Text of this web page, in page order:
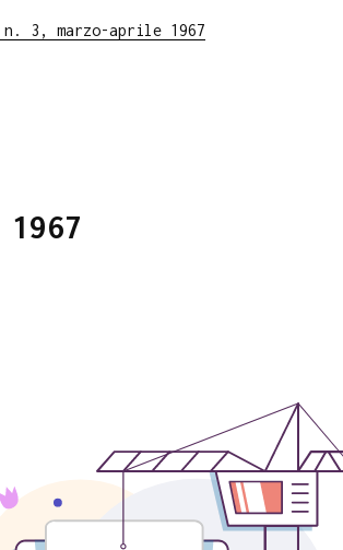
3, marzo-aprile 1967